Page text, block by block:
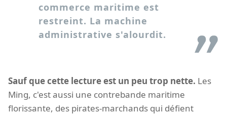
commerce maritime est
restreint. La machine
administrative s'alourdit.
Sauf que cette lecture est un peu trop nette. Les
Ming, c'est aussi une contrebande maritime
florissante, des pirates-marchands qui défient